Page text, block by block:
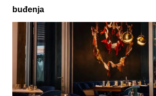
buđenja